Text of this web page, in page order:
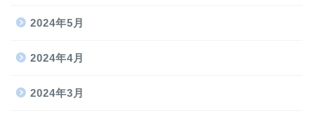
2024年5月
2024年4月
2024年3月